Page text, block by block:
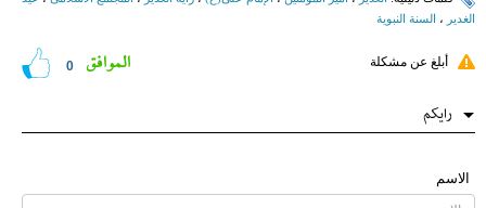
الغدیر ، السنة النبویة
أبلغ عن مشكلة 0 الموافق
رایکم
الاسم